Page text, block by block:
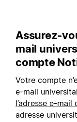
Assurez-
mail
compte
Votre compte
e-mail
l’adresse e-
adresse